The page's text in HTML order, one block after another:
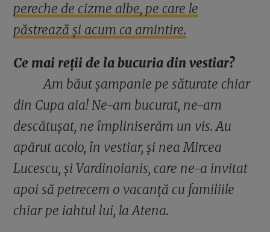
pereche de cizme albe, pe care le
păstrează și acum ca amintire.
Ce mai reții de la bucuria din vestiar?
Am băut șampanie pe săturate chiar
din Cupa aia! Ne-am bucurat, ne-am
descătușat, ne împliniserăm un vis. Au
apărut acolo, în vestiar, și nea Mircea
Lucescu, și Vardinoianis, care ne-a invitat
apoi să petrecem o vacanță cu familiile
chiar pe iahtul lui, la Atena.